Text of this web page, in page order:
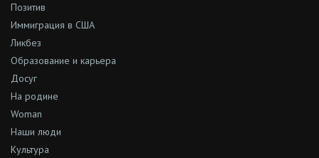
Позитив
Иммиграция в США
Ликбез
Образование и карьера
Досуг
На родине
Woman
Наши люди
Культура